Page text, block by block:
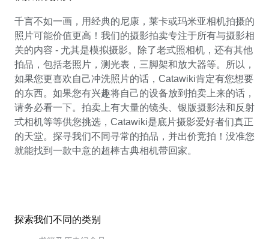
千言不如一画，用经典的尼康，莱卡或玛米亚相机拍摄的
照片可能价值更高！我们的摄影拍卖专注于所有与摄影相
关的内容 - 尤其是模拟摄影。除了老式照相机，还有其他
拍品，包括老照片，测光表，三脚架和放大器等。所以，
如果您更喜欢自己冲洗照片的话，Catawiki肯定有您想要
的东西。如果您有兴趣将自己的设备放到拍卖上来的话，
请务必看一下。拍卖上有大量的镜头、银版摄影法和反射
式相机等等供您挑选，Catawiki是底片摄影爱好者们真正
的天堂。探寻我们不同寻常的拍品，并出价竞拍！没准您
就能找到一款中意的超棒古典相机带回家。
探索我们不同的类别